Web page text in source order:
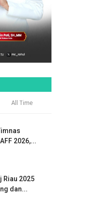
All Time
2026,...
Riau 2025
dan...